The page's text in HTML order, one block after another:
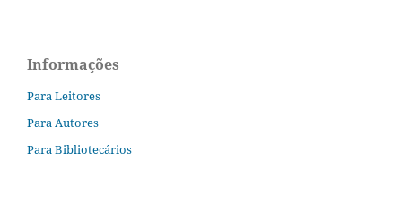
Informações
Para Leitores
Para Autores
Para Bibliotecários